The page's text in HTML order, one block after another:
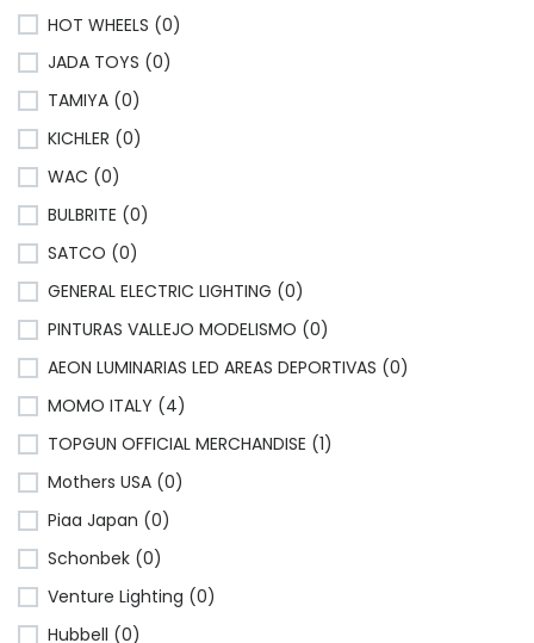
HOT WHEELS (0)
JADA TOYS (0)
TAMIYA (0)
KICHLER (0)
WAC (0)
BULBRITE (0)
SATCO (0)
GENERAL ELECTRIC LIGHTING (0)
PINTURAS VALLEJO MODELISMO (0)
AEON LUMINARIAS LED AREAS DEPORTIVAS (0)
MOMO ITALY (4)
TOPGUN OFFICIAL MERCHANDISE (1)
Mothers USA (0)
Piaa Japan (0)
Schonbek (0)
Venture Lighting (0)
Hubbell (0)